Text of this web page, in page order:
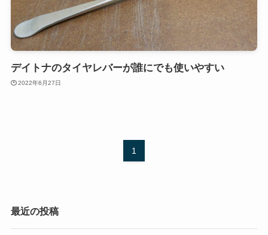
デイトナのタイヤレバーが誰にでも使いやすい
2022年6月27日
1
最近の投稿